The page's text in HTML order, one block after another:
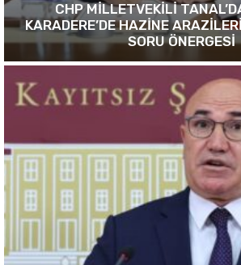
CHP MİLLETVEKİLİ
KARADERE’DE HAZİNE
SORU ÖNERGESİ